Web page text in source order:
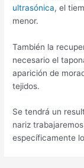
ultrasónica, el
menor.
También la
necesario el
aparición de
tejidos.
Se tendrá un
nariz
específicamente